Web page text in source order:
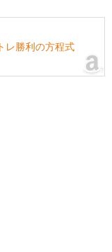
レ勝利の方程式